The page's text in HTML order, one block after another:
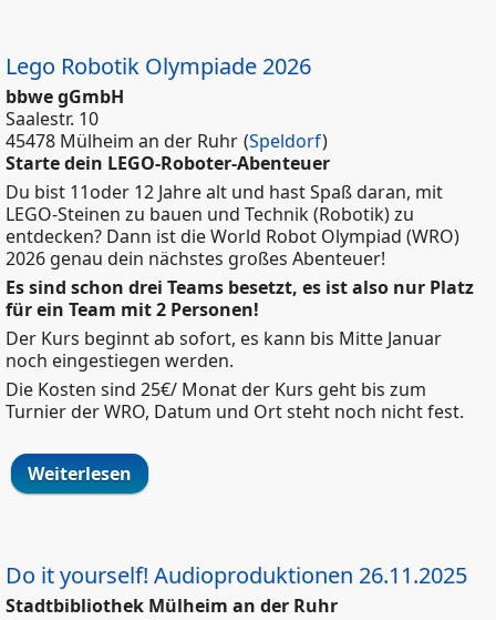
Lego Robotik Olympiade 2026
bbwe gGmbH
Saalestr. 10
45478 Mülheim an der Ruhr (Speldorf)
Starte dein LEGO-Roboter-Abenteuer
Du bist 11oder 12 Jahre alt und hast Spaß daran, mit
LEGO-Steinen zu bauen und Technik (Robotik) zu
entdecken? Dann ist die World Robot Olympiad (WRO)
2026 genau dein nächstes großes Abenteuer!
Es sind schon drei Teams besetzt, es ist also nur Platz
für ein Team mit 2 Personen!
Der Kurs beginnt ab sofort, es kann bis Mitte Januar
noch eingestiegen werden.
Die Kosten sind 25€/ Monat der Kurs geht bis zum
Turnier der WRO, Datum und Ort steht noch nicht fest.
Weiterlesen über Lego Robotik Olympiade 2026
Do it yourself! Audioproduktionen 26.11.2025
Stadtbibliothek Mülheim an der Ruhr